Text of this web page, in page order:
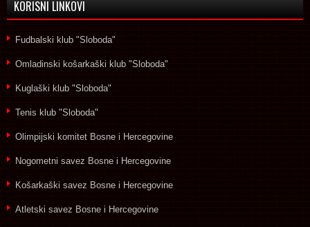
KORISNI LINKOVI
Fudbalski klub "Sloboda"
Omladinski košarkaški klub "Sloboda"
Kuglaški klub "Sloboda"
Tenis klub "Sloboda"
Olimpijski komitet Bosne i Hercegovine
Nogometni savez Bosne i Hercegovine
Košarkaški savez Bosne i Hercegovine
Atletski savez Bosne i Hercegovine